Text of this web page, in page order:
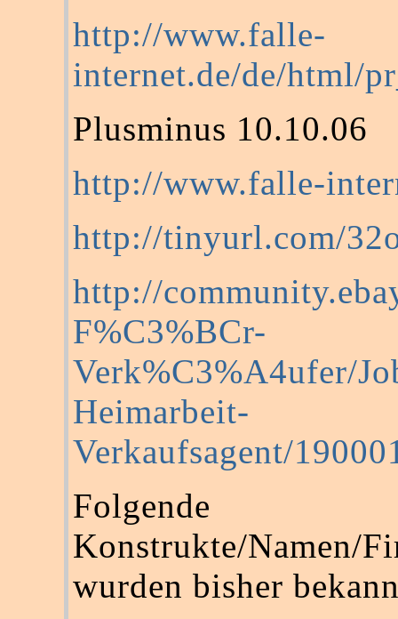
http://www.falle-
internet.de/de/html/
Plusminus 10.10.06
http://www.falle-
http://tinyurl.com/
http://
F%C3%BCr-
Verk%C3%A4ufer/
Heimarbeit-
Verkaufsagent/
Folgende
Konstrukte/Namen/
wurden bisher